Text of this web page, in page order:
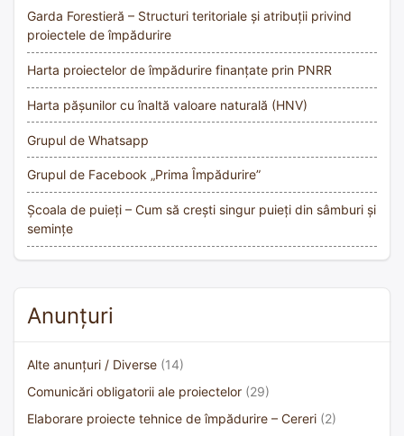
Garda Forestieră – Structuri teritoriale și atribuții privind
proiectele de împădurire
Harta proiectelor de împădurire finanțate prin PNRR
Harta pășunilor cu înaltă valoare naturală (HNV)
Grupul de Whatsapp
Grupul de Facebook „Prima Împădurire”
Școala de puieți – Cum să crești singur puieți din sâmburi și
semințe
Anunțuri
Alte anunțuri / Diverse (14)
Comunicări obligatorii ale proiectelor (29)
Elaborare proiecte tehnice de împădurire – Cereri (2)